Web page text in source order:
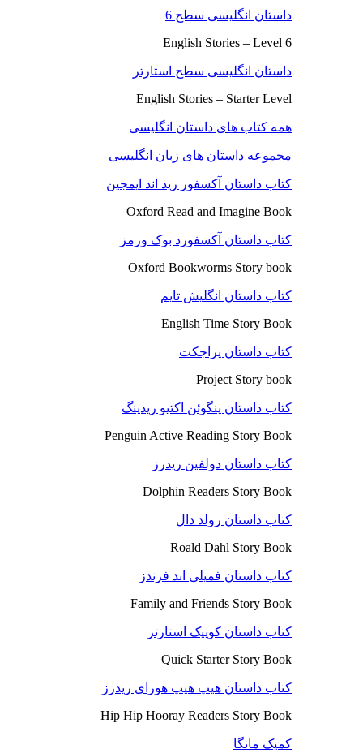
داستان انگلیسی سطح 6
English Stories – Level 6
داستان انگلیسی سطح استارتر
English Stories – Starter Level
همه کتاب های داستان انگلیسی
مجموعه داستان های زبان انگلیسی
کتاب داستان آکسفور رید اند ایمجین
Oxford Read and Imagine Book
کتاب داستان آکسفورد بوک ورمز
Oxford Bookworms Story book
کتاب داستان انگلیش تایم
English Time Story Book
کتاب داستان پراجکت
Project Story book
کتاب داستان پنگوئن اکتیو ریدینگ
Penguin Active Reading Story Book
کتاب داستان دولفین ریدرز
Dolphin Readers Story Book
کتاب داستان رولد دال
Roald Dahl Story Book
کتاب داستان فمیلی اند فرندز
Family and Friends Story Book
کتاب داستان کوییک استارتر
Quick Starter Story Book
کتاب داستان هیپ هیپ هورای ریدرز
Hip Hip Hooray Readers Story Book
کمیک مانگا